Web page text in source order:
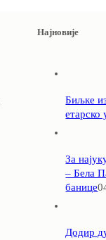
Најновије
Биљке
За
– Бела
банице
Додир